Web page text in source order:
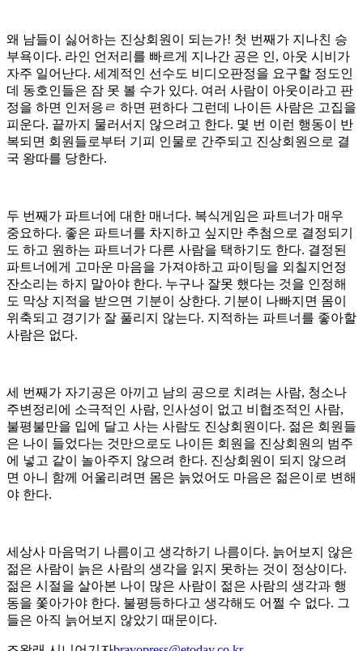
왜 남들이 싫어하는 진상회원이 되는가! 첫 번째가 지나친 승
부욕이다. 라인 언저리를 빠르게 지나간 공은 인, 아웃 시비가
자주 일어난다. 세계적인 선수도 비디오판정을 요구할 정도인
데 동호인들은 잠 못 볼 수가 있다. 여러 사람이 아웃이라고 판
정을 하면 인저응ㄹ 하면 편하다 그런데 나이든 사람은 고집을
피운다. 끝까지 물러서지 않으려고 한다. 몇 번 이런 행동이 반
복되면 회원들로부터 기피 인물로 간주되고 진상회원으로 결
국 왕따를 당한다.
두 번째가 파트너에 대한 매너다. 복식게임은 파트너가 매우
중요하다. 좋은 파트너를 차지하고 싶지만 추첨으로 결정되기
도 하고 원하는 파트너가 다른 사람을 택하기도 한다. 결정된
파트너에게 고마운 마음을 가져야하고 파이팅을 외칠지언정
잔소리는 하지 말아야 한다. 누구나 잘못 했다는 것을 인정해
도 막상 지적을 받으면 기분이 상한다. 기분이 나빠지면 몸이
위축되고 경기가 잘 풀리지 않는다. 지적하는 파트너를 좋아할
사람은 없다.
세 번째가 자기공은 아끼고 남의 공으로 치려는 사람, 청소나
주변정리에 소극적인 사람, 인사성이 없고 비협조적인 사람,
불평불만을 입에 달고 사는 사람도 진상회원이다. 젊은 회원들
은 나이 들었다는 것만으로도 나이든 회원을 진상회원의 범주
에 넣고 같이 놀아주지 않으려 한다. 진상회원이 되지 않으려
면 아니 함께 어울리려면 몸은 늙었어도 마음은 젊은이로 변해
야 한다.
세상사 마음먹기 나름이고 생각하기 나름이다. 늙어보지 않은
젊은 사람이 늙은 사람의 생각을 읽지 못하는 것이 정상이다.
젊은 시절을 살아본 나이 많은 사람이 젊은 사람의 생각과 행
동을 쫓아가야 한다. 불평등하다고 생각해도 어쩔 수 없다. 그
들은 아직 늙어보지 않았기 때문이다.